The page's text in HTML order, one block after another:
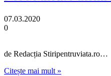
07.03.2020
0
de Redacția Stiripentruviata.ro…
Citește mai mult »